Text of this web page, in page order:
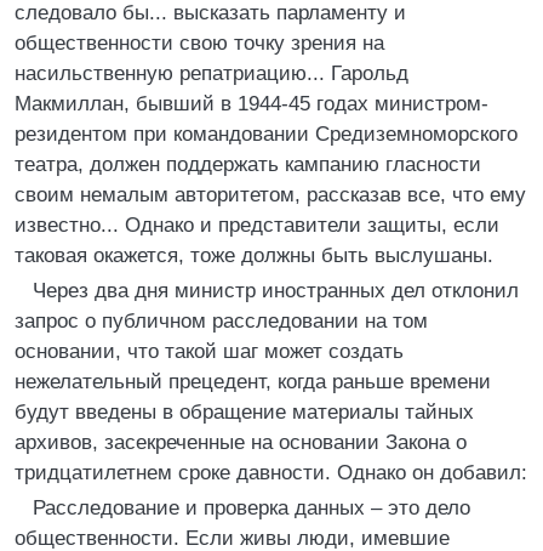
следовало бы... высказать парламенту и
общественности свою точку зрения на
насильственную репатриацию... Гарольд
Макмиллан, бывший в 1944-45 годах министром-
резидентом при командовании Средиземноморского
театра, должен поддержать кампанию гласности
своим немалым авторитетом, рассказав все, что ему
известно... Однако и представители защиты, если
таковая окажется, тоже должны быть выслушаны.
Через два дня министр иностранных дел отклонил
запрос о публичном расследовании на том
основании, что такой шаг может создать
нежелательный прецедент, когда раньше времени
будут введены в обращение материалы тайных
архивов, засекреченные на основании Закона о
тридцатилетнем сроке давности. Однако он добавил:
Расследование и проверка данных – это дело
общественности. Если живы люди, имевшие